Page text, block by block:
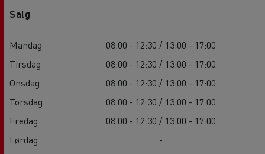
Salg
Mandag
08:00 - 12:30 / 13:00 - 17:00
Tirsdag
08:00 - 12:30 / 13:00 - 17:00
Onsdag
08:00 - 12:30 / 13:00 - 17:00
Torsdag
08:00 - 12:30 / 13:00 - 17:00
Fredag
08:00 - 12:30 / 13:00 - 17:00
Lørdag
-